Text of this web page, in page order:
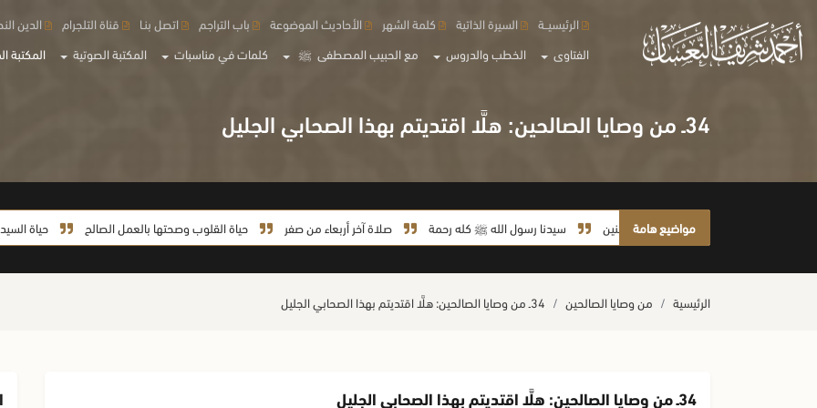
الفتاوى الخطب والدروس مع الحبيب المصطفى ﷺ كلمات في مناسبات المكتبة الصوتية المكتبة
الرئيسيــة السيرة الذاتية كلمة الشهر الأحاديث الموضوعة باب التراجم اتصل بنـا قناة التلجرام الدين
34ـ من وصايا الصالحين: هلَّا اقتديتم بهذا الصحابي الجليل
مواضيع هامة سيدنا رسول الله ﷺ كله رحمة صلاة آخر أربعاء من صفر حياة القلوب وصحتها بالعمل الصالح حياة السيدة خديجة
الرئيسية من وصايا الصالحين 34ـ من وصايا الصالحين: هلَّا اقتديتم بهذا الصحابي الجليل
34ـ من وصايا الصالحين: هلَّا اقتديتم بهذا الصحابي الجليل